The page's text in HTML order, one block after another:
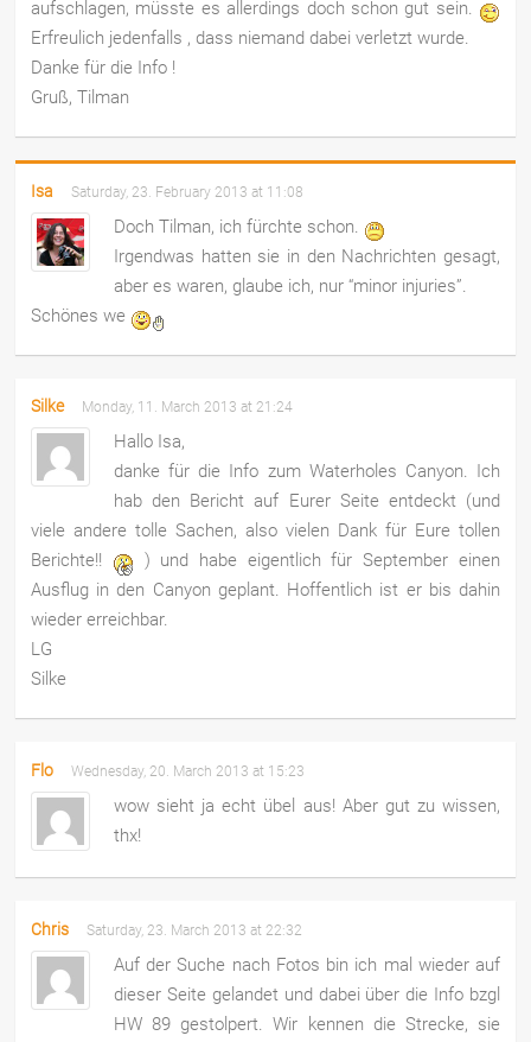
aufschlagen, müsste es allerdings doch schon gut sein.
Erfreulich jedenfalls , dass niemand dabei verletzt wurde.
Danke für die Info !
Gruß, Tilman
Isa Saturday, 23. February 2013 at 11:08
Doch Tilman, ich fürchte schon.
Irgendwas hatten sie in den Nachrichten gesagt,
aber es waren, glaube ich, nur “minor injuries”.
Schönes we
Silke Monday, 11. March 2013 at 21:24
Hallo Isa,
danke für die Info zum Waterholes Canyon. Ich
hab den Bericht auf Eurer Seite entdeckt (und
viele andere tolle Sachen, also vielen Dank für Eure tollen
Berichte!!
) und habe eigentlich für September einen
Ausflug in den Canyon geplant. Hoffentlich ist er bis dahin
wieder erreichbar.
LG
Silke
Flo Wednesday, 20. March 2013 at 15:23
wow sieht ja echt übel aus! Aber gut zu wissen,
thx!
Chris Saturday, 23. March 2013 at 22:32
Auf der Suche nach Fotos bin ich mal wieder auf
dieser Seite gelandet und dabei über die Info bzgl
HW 89 gestolpert. Wir kennen die Strecke, sie